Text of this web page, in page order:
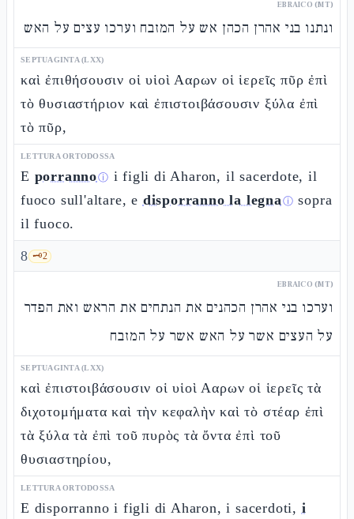
EBRAICO (MT)
ונתנו בני אהרן הכהן אש על המזבח וערכו עצים על האש
SEPTUAGINTA (LXX)
καὶ ἐπιθήσουσιν οἱ υἱοὶ Ααρων οἱ ἱερεῖς πῦρ ἐπὶ
τὸ θυσιαστήριον καὶ ἐπιστοιβάσουσιν ξύλα ἐπὶ
τὸ πῦρ,
LETTURA ORTODOSSA
E porrannoⓘ i figli di Aharon, il sacerdote, il
fuoco sull'altare, e disporranno la legnaⓘ sopra
il fuoco.
8 🗝️2
EBRAICO (MT)
וערכו בני אהרן הכהנים את הנתחים את הראש ואת הפדר
על העצים אשר על האש אשר על המזבח
SEPTUAGINTA (LXX)
καὶ ἐπιστοιβάσουσιν οἱ υἱοὶ Ααρων οἱ ἱερεῖς τὰ
διχοτομήματα καὶ τὴν κεφαλὴν καὶ τὸ στέαρ ἐπὶ
τὰ ξύλα τὰ ἐπὶ τοῦ πυρὸς τὰ ὄντα ἐπὶ τοῦ
θυσιαστηρίου,
LETTURA ORTODOSSA
E disporranno i figli di Aharon, i sacerdoti, i